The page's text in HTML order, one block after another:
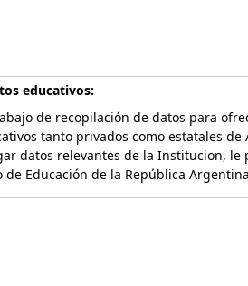
educativos:
de recopilación de datos para
tanto privados como estatales de
datos relevantes de la Institucion, le
Educación de la República